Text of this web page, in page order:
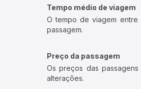
Tempo médio de viagem
O tempo de viagem
passagem.
Preço da passagem
Os preços das
alterações.